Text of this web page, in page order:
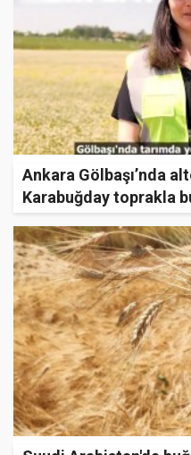
Ankara Gölbaşı’nda
Karabuğday toprakla